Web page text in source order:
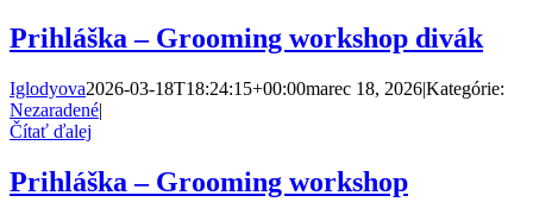
Prihláška – Grooming workshop divák
Iglodyova2026-03-18T18:24:15+00:00marec 18, 2026|Kategórie:
Nezaradené|
Čítať ďalej
Prihláška – Grooming workshop